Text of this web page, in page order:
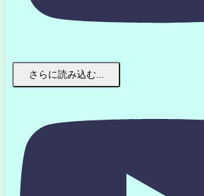
さらに読み込む...